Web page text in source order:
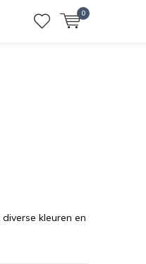
0
kleuren en